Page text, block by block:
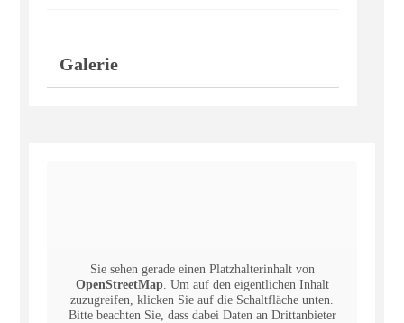
Galerie
Sie sehen gerade einen Platzhalterinhalt von
OpenStreetMap. Um auf den eigentlichen Inhalt
zuzugreifen, klicken Sie auf die Schaltfläche unten.
Bitte beachten Sie, dass dabei Daten an Drittanbieter